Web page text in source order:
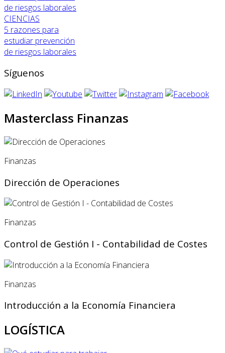
CIENCIAS
5 razones para
estudiar prevención
de riesgos laborales
Síguenos
Masterclass Finanzas
Finanzas
Dirección de Operaciones
Finanzas
Control de Gestión I - Contabilidad de Costes
Finanzas
Introducción a la Economía Financiera
LOGÍSTICA